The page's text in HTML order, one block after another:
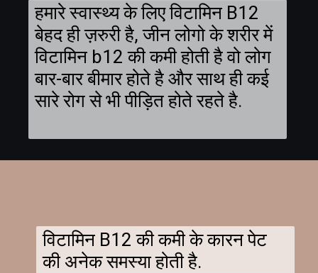
हमारे स्वास्थ्य के लिए विटामिन B12
बेहद ही ज़रुरी है, जीन लोगो के शरीर में
विटामिन b12 की कमी होती है वो लोग
बार-बार बीमार होते है और साथ ही कई
सारे रोग से भी पीड़ित होते रहते है.
विटामिन B12 की कमी के कारन पेट
की अनेक समस्या होती है.